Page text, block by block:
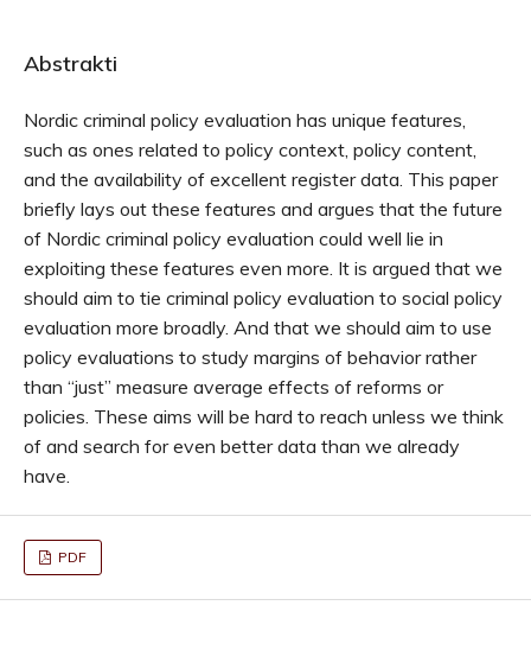
Abstrakti
Nordic criminal policy evaluation has unique features,
such as ones related to policy context, policy content,
and the availability of excellent register data. This paper
briefly lays out these features and argues that the future
of Nordic criminal policy evaluation could well lie in
exploiting these features even more. It is argued that we
should aim to tie criminal policy evaluation to social policy
evaluation more broadly. And that we should aim to use
policy evaluations to study margins of behavior rather
than “just” measure average effects of reforms or
policies. These aims will be hard to reach unless we think
of and search for even better data than we already
have.
PDF